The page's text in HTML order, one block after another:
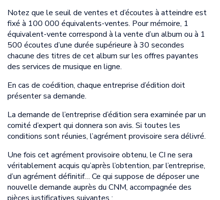
Notez que le seuil de ventes et d’écoutes à atteindre est
fixé à 100 000 équivalents-ventes. Pour mémoire, 1
équivalent-vente correspond à la vente d’un album ou à 1
500 écoutes d’une durée supérieure à 30 secondes
chacune des titres de cet album sur les offres payantes
des services de musique en ligne.
En cas de coédition, chaque entreprise d’édition doit
présenter sa demande.
La demande de l’entreprise d’édition sera examinée par un
comité d’expert qui donnera son avis. Si toutes les
conditions sont réunies, l’agrément provisoire sera délivré.
Une fois cet agrément provisoire obtenu, le CI ne sera
véritablement acquis qu’après l’obtention, par l’entreprise,
d’un agrément définitif… Ce qui suppose de déposer une
nouvelle demande auprès du CNM, accompagnée des
pièces justificatives suivantes :